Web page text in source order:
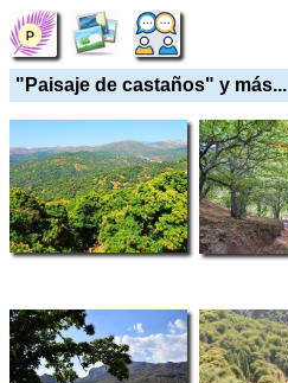
"Paisaje de castaños" y más...